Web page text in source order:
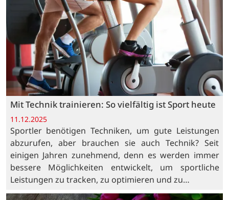
Mit Technik trainieren: So vielfältig ist Sport heute
11.12.2025
Sportler benötigen Techniken, um gute Leistungen
abzurufen, aber brauchen sie auch Technik? Seit
einigen Jahren zunehmend, denn es werden immer
bessere Möglichkeiten entwickelt, um sportliche
Leistungen zu tracken, zu optimieren und zu…